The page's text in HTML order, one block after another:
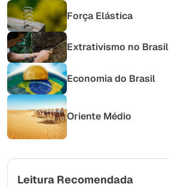
Força Elástica
Extrativismo no Brasil
Economia do Brasil
Oriente Médio
Leitura Recomendada